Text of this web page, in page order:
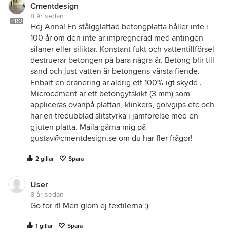
PRO
Cmentdesign
8 år sedan
Hej Anna! En stålgglättad betongplatta håller inte i
100 år om den inte är impregnerad med antingen
silaner eller siliktar. Konstant fukt och vattentillförsel
destruerar betongen på bara några år. Betong blir till
sand och just vatten är betongens värsta fiende.
Enbart en dränering är aldrig ett 100%-igt skydd .
Microcement är ett betongytskikt (3 mm) som
appliceras ovanpå plattan, klinkers, golvgips etc och
har en tredubblad slitstyrka i jämförelse med en
gjuten platta. Maila gärna mig på
gustav@cmentdesign.se om du har fler frågor!
2 gillar Spara
User
8 år sedan
Go for it! Men glöm ej textilerna :)
1 gillar Spara